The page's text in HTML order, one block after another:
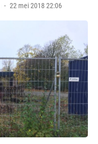
Posted
22 mei 2018 22:06